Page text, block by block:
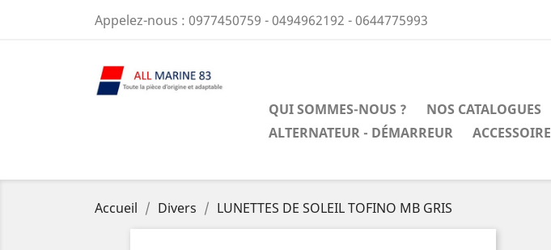
Appelez-nous : 0977450759 - 0494962192 - 0644775993
QUI SOMMES-NOUS ? NOS CATALOGUES
ALTERNATEUR - DÉMARREUR
ACCESSOIRE
Accueil Divers LUNETTES DE SOLEIL TOFINO MB GRIS